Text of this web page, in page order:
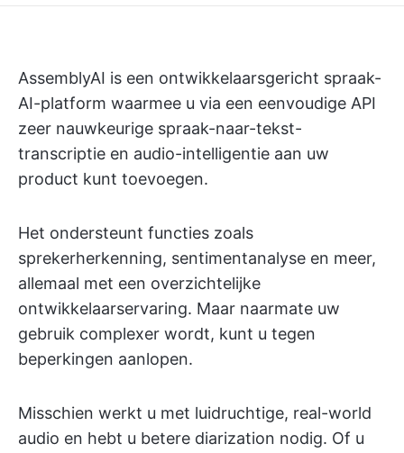
AssemblyAI is een ontwikkelaarsgericht spraak-
AI-platform waarmee u via een eenvoudige API
zeer nauwkeurige spraak-naar-tekst-
transcriptie en audio-intelligentie aan uw
product kunt toevoegen.
Het ondersteunt functies zoals
sprekerherkenning, sentimentanalyse en meer,
allemaal met een overzichtelijke
ontwikkelaarservaring. Maar naarmate uw
gebruik complexer wordt, kunt u tegen
beperkingen aanlopen.
Misschien werkt u met luidruchtige, real-world
audio en hebt u betere diarization nodig. Of u